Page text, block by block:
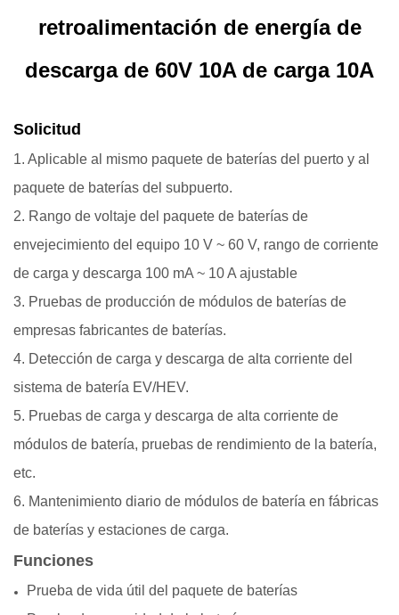
retroalimentación de energía de
descarga de 60V 10A de carga 10A
Solicitud
1. Aplicable al mismo paquete de baterías del puerto y al
paquete de baterías del subpuerto.
2. Rango de voltaje del paquete de baterías de
envejecimiento del equipo 10 V ~ 60 V, rango de corriente
de carga y descarga 100 mA ~ 10 A ajustable
3. Pruebas de producción de módulos de baterías de
empresas fabricantes de baterías.
4. Detección de carga y descarga de alta corriente del
sistema de batería EV/HEV.
5. Pruebas de carga y descarga de alta corriente de
módulos de batería, pruebas de rendimiento de la batería,
etc.
6. Mantenimiento diario de módulos de batería en fábricas
de baterías y estaciones de carga.
Funciones
Prueba de vida útil del paquete de baterías